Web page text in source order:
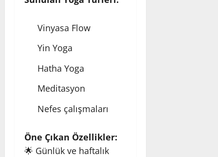
Vinyasa Flow
Yin Yoga
Hatha Yoga
Meditasyon
Nefes çalışmaları
Öne Çıkan Özellikler:
🌟 Günlük ve haftalık